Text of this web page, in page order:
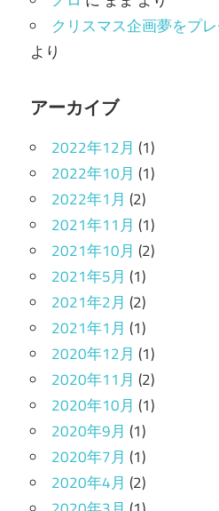
クリスマス企画夢をプ
より
アーカイブ
2022年12月 (1)
2022年10月 (1)
2022年1月 (2)
2021年11月 (1)
2021年10月 (2)
2021年5月 (1)
2021年2月 (2)
2021年1月 (1)
2020年12月 (1)
2020年11月 (2)
2020年10月 (1)
2020年9月 (1)
2020年7月 (1)
2020年4月 (2)